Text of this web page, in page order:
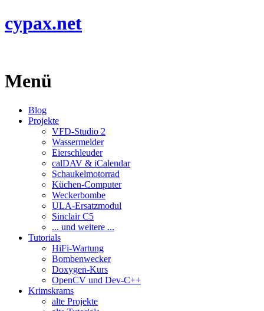
cypax.net
Menü
Blog
Projekte
VFD-Studio 2
Wassermelder
Eierschleuder
calDAV & iCalendar
Schaukelmotorrad
Küchen-Computer
Weckerbombe
ULA-Ersatzmodul
Sinclair C5
... und weitere ...
Tutorials
HiFi-Wartung
Bombenwecker
Doxygen-Kurs
OpenCV und Dev-C++
Krimskrams
alte Projekte